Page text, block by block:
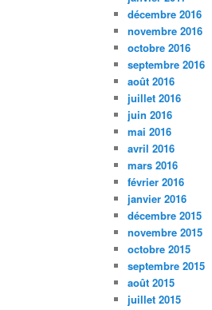
décembre 2016
novembre 2016
octobre 2016
septembre 2016
août 2016
juillet 2016
juin 2016
mai 2016
avril 2016
mars 2016
février 2016
janvier 2016
décembre 2015
novembre 2015
octobre 2015
septembre 2015
août 2015
juillet 2015